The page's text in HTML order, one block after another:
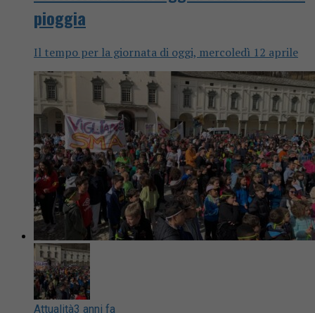
pioggia
Il tempo per la giornata di oggi, mercoledì 12 aprile
Attualità3 anni fa